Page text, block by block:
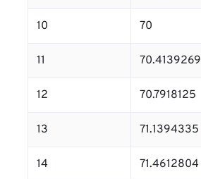
10 70
11 70.4139269
12 70.7918125
13 71.1394335
14 71.4612804